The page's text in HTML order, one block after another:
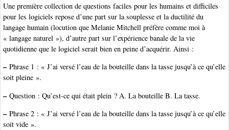
Une première collection de questions faciles pour les humains et difficiles
pour les logiciels repose d’une part sur la souplesse et la ductilité du
langage humain (locution que Melanie Mitchell préfère comme moi à
« langage naturel »), d’autre part sur l’expérience banale de la vie
quotidienne que le logiciel serait bien en peine d’acquérir. Ainsi :
–Phrase 1 : « J’ai versé l’eau de la bouteille dans la tasse jusqu’à ce qu’elle
soit pleine ».
–Question : Qu’est-ce qui était plein ? A. La bouteille B. La tasse.
–Phrase 2 : « J’ai versé l’eau de la bouteille dans la tasse jusqu’à ce qu’elle
soit vide ».